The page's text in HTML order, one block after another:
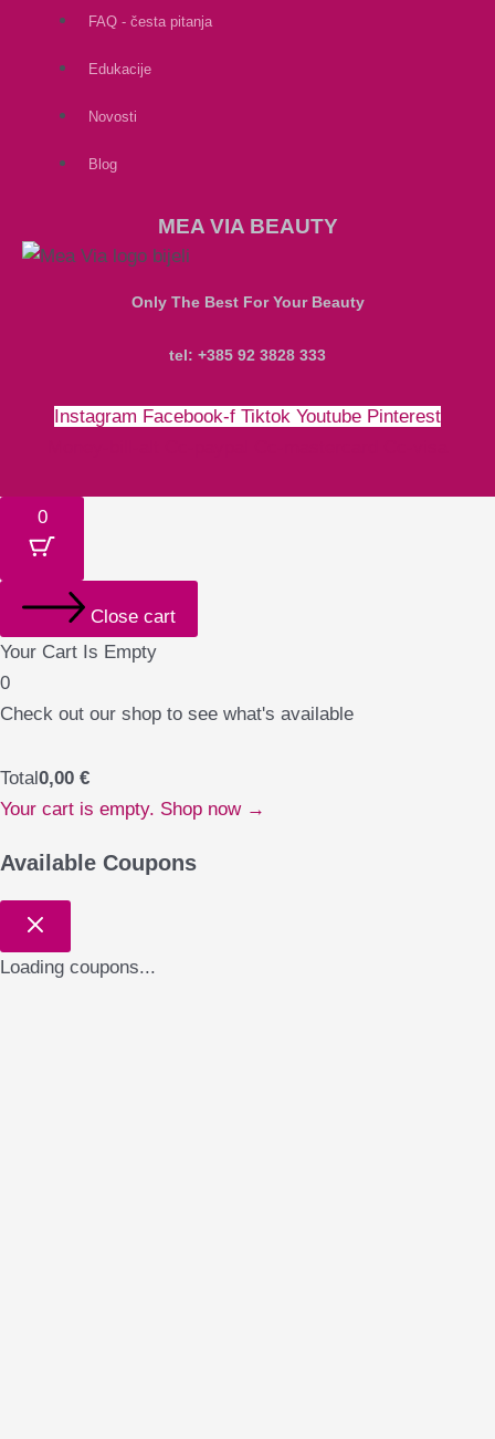
FAQ - česta pitanja
Edukacije
Novosti
Blog
MEA VIA BEAUTY
Only The Best For Your Beauty
tel: +385 92 3828 333
Instagram Facebook-f Tiktok Youtube Pinterest
0
Close cart
Your Cart Is Empty
0
Check out our shop to see what's available
Total0,00 €
Your cart is empty. Shop now →
Available Coupons
Loading coupons...